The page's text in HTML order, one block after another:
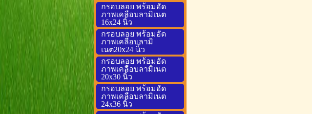
กรอบลอย พร้อมอัด
ภาพเคลือบลามิเนต
16x24 นิ้ว
กรอบลอย พร้อมอัด
ภาพเคลือบลามิ
เนต20x24 นิ้ว
กรอบลอย พร้อมอัด
ภาพเคลือบลามิเนต
20x30 นิ้ว
กรอบลอย พร้อมอัด
ภาพเคลือบลามิเนต
24x36 นิ้ว